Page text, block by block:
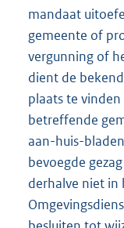
mandaat
gemeente of
vergunning of
dient de
plaats te
betreffende
aan-huis-
bevoegde
derhalve niet in